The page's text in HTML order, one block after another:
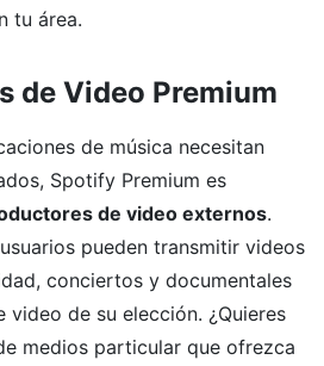
tu área.
de Video Premium
de música necesitan
Spotify Premium es
de video externos.
pueden transmitir videos
conciertos y documentales
de su elección. ¿Quieres
medios particular que ofrezca